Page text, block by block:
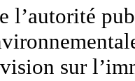
l’autorité
sur